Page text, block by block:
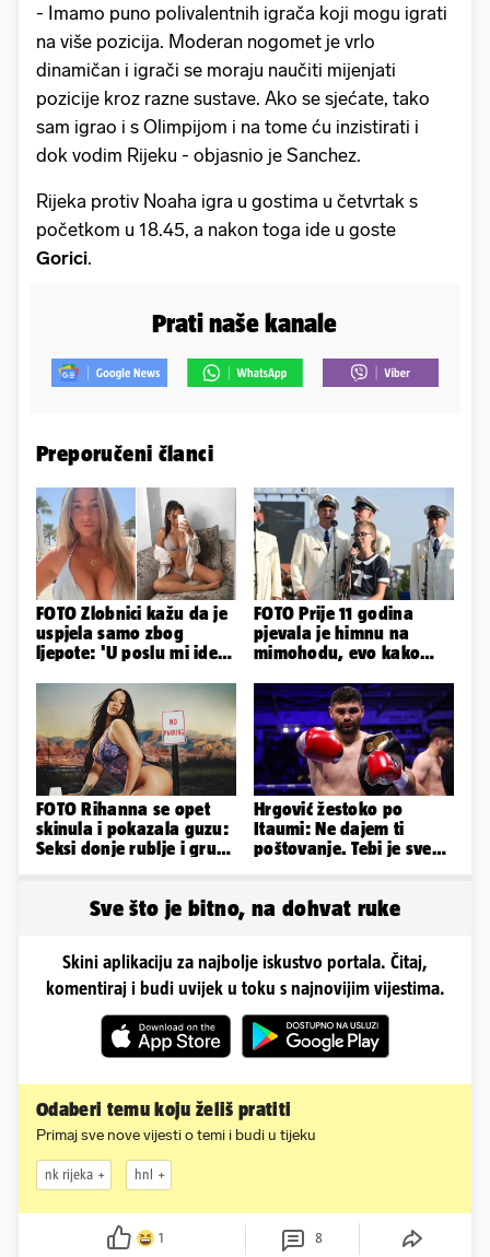
- Imamo puno polivalentnih igrača koji mogu igrati
na više pozicija. Moderan nogomet je vrlo
dinamičan i igrači se moraju naučiti mijenjati
pozicije kroz razne sustave. Ako se sjećate, tako
sam igrao i s Olimpijom i na tome ću inzistirati i
dok vodim Rijeku - objasnio je Sanchez.
Rijeka protiv Noaha igra u gostima u četvrtak s
početkom u 18.45, a nakon toga ide u goste
Gorici.
Prati naše kanale
Preporučeni članci
FOTO Zlobnici kažu da je
uspjela samo zbog
ljepote: 'U poslu mi ide
FOTO Prije 11 godina
pjevala je himnu na
mimohodu, evo kako
Negovetić
FOTO Rihanna se opet
skinula i pokazala guzu:
Seksi donje rublje i grudi
Hrgović žestoko po
Itaumi: Ne dajem ti
poštovanje. Tebi je sve
Sve što je bitno, na dohvat ruke
Skini aplikaciju za najbolje iskustvo portala. Čitaj,
komentiraj i budi uvijek u toku s najnovijim vijestima.
Odaberi temu koju želiš pratiti
Primaj sve nove vijesti o temi i budi u tijeku
nk rijeka hnl
1 8